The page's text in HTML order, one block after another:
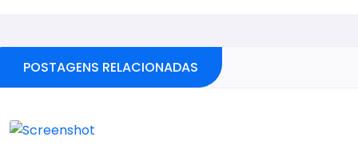
POSTAGENS RELACIONADAS